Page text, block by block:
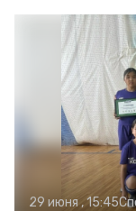
29 июня , 15:45